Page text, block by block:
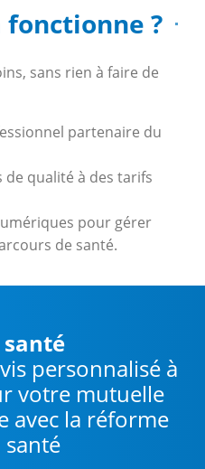
fonctionne ?
sans rien à faire de
partenaire du
de qualité à des tarifs
pour gérer
de santé.
santé
personnalisé à
votre mutuelle
avec la réforme
santé